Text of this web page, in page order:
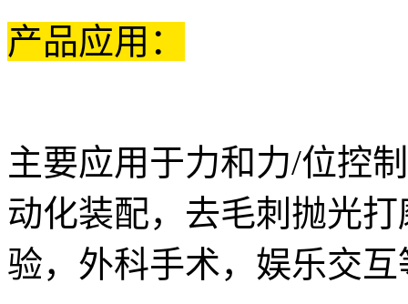
产品应用：
主要应用于力和力/位控
动化装配，去毛刺抛光
验，外科手术，娱乐交互